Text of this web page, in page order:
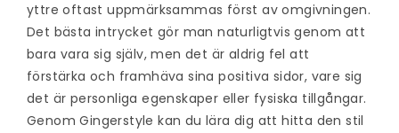
yttre oftast uppmärksammas först av omgivningen.
Det bästa intrycket gör man naturligtvis genom att
bara vara sig själv, men det är aldrig fel att
förstärka och framhäva sina positiva sidor, vare sig
det är personliga egenskaper eller fysiska tillgångar.
Genom Gingerstyle kan du lära dig att hitta den stil